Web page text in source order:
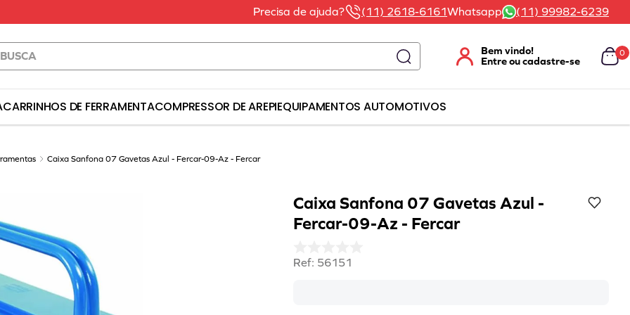
Precisa de ajuda? (11) 2618-6161Whatsapp (11) 99982-6239
0
CARRINHOS DE FERRAMENTACOMPRESSOR DE AREPIEQUIPAMENTOS AUTOMOTIVOS
Caixa Sanfona 07 Gavetas Azul - Fercar-09-Az - Fercar
Caixa Sanfona 07 Gavetas Azul -
Fercar-09-Az - Fercar
Ref: 56151